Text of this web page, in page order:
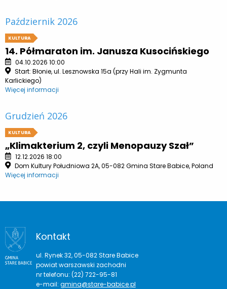
Październik 2026
KULTURA
14. Półmaraton im. Janusza Kusocińskiego
04.10.2026 10:00
Start: Błonie, ul. Lesznowska 15a (przy Hali im. Zygmunta
Karlickiego)
Więcej informacji
Grudzień 2026
KULTURA
„Klimakterium 2, czyli Menopauzy Szał”
12.12.2026 18:00
Dom Kultury Południowa 2A, 05-082 Gmina Stare Babice, Poland
Więcej informacji
Kontakt
ul. Rynek 32, 05-082 Stare Babice
powiat warszawski zachodni
nr telefonu: (22) 722-95-81
e-mail: gmina@stare-babice.pl